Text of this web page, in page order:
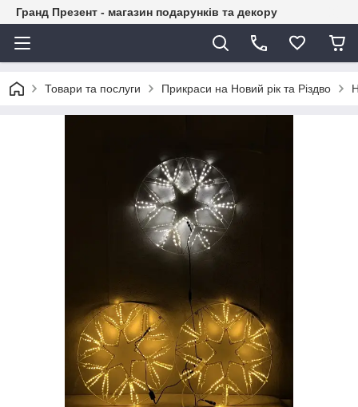
Гранд Презент - магазин подарунків та декору
Товари та послуги Прикраси на Новий рік та Різдво